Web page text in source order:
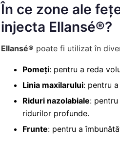
În ce zone ale
injecta Ellansé®?
Ellansé® poate fi utilizat în
Pomeți: pentru a reda
Linia maxilarului: pentru
Riduri nazolabiale:
ridurilor profunde.
Frunte: pentru a